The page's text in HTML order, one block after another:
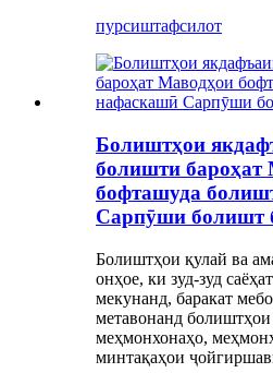
пурсиштафсилот
Болиштҳои
болишти бароҳат
бофташуда
Сарпӯши болишт
Болиштҳои қулай ва
онҳое, ки зуд-зуд
мекунанд, баракат
метавонанд
меҳмонхонаҳо,
минтақаҳои